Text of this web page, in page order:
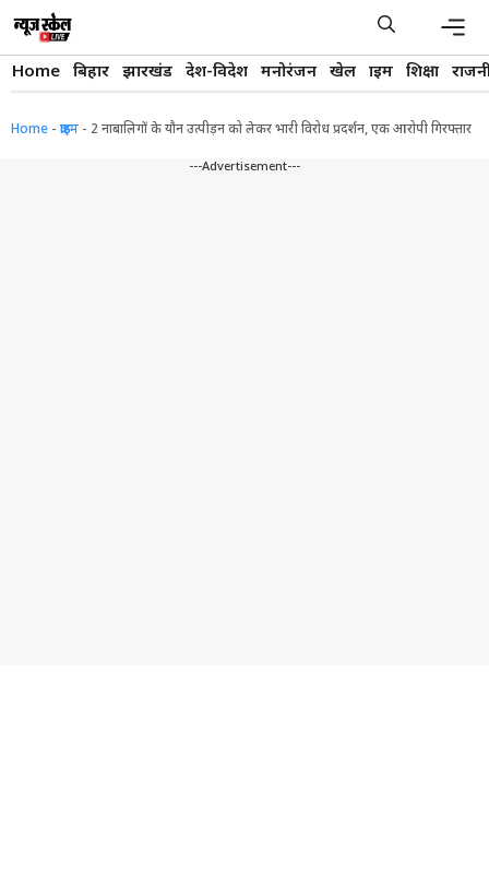
content
Home बिहार झारखंड देश-विदेश मनोरंजन खेल क्राइम शिक्षा
Home - क्राइम - 2 नाबालिगों के यौन उत्पीड़न को लेकर भारी विरोध प्रदर्शन, एक आरोपी गिरफ्तार
---Advertisement---